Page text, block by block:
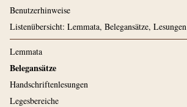
Benutzerhinweise
Listenübersicht: Lemmata, Belegansätze, Lesungen
Lemmata
Belegansätze
Handschriftenlesungen
Legesbereiche